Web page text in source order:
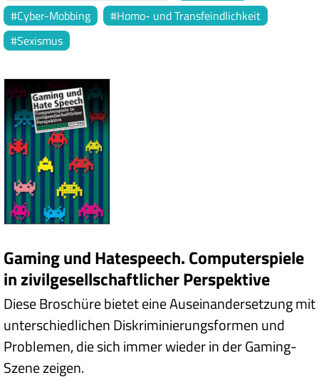
Cyber-Mobbing
Homo- und Transfeindlichkeit
Sexismus
Gaming und Hatespeech. Computerspiele
in zivilgesellschaftlicher Perspektive
Diese Broschüre bietet eine Auseinandersetzung mit
unterschiedlichen Diskriminierungsformen und
Problemen, die sich immer wieder in der Gaming-
Szene zeigen.